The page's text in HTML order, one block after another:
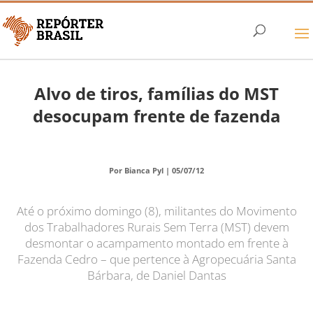
Alvo de tiros, famílias do MST
desocupam frente de fazenda
Por Bianca Pyl | 05/07/12
Até o próximo domingo (8), militantes do Movimento
dos Trabalhadores Rurais Sem Terra (MST) devem
desmontar o acampamento montado em frente à
Fazenda Cedro – que pertence à Agropecuária Santa
Bárbara, de Daniel Dantas